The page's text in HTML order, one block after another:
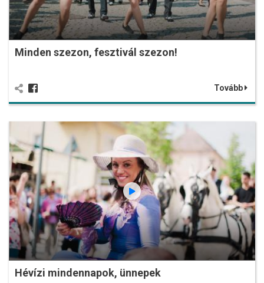
Minden szezon, fesztivál szezon!
Tovább
Hévízi mindennapok, ünnepek